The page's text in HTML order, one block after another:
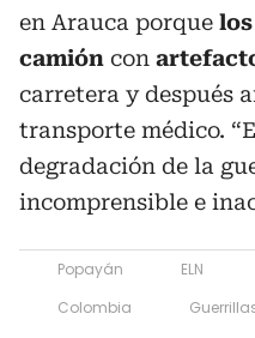
en Arauca porque
camión con
carretera y después
transporte médico.
degradación de la
incomprensible e
Popayán ELN
Colombia